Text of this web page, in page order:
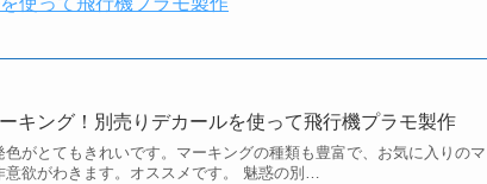
キング！別売りデカールを使って飛行機プラモ製作
がとてもきれいです。マーキングの種類も豊富で、お気に入りのマ
意欲がわきます。オススメです。 魅惑の別…